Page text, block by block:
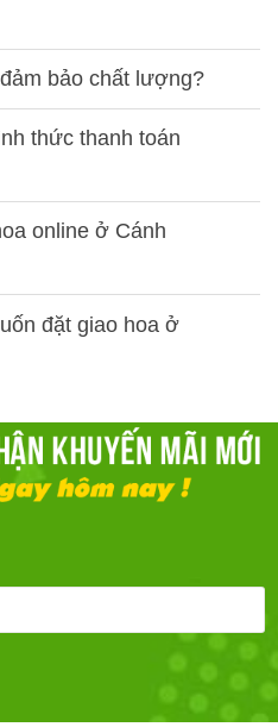
bảo chất lượng?
thức thanh toán
online ở Cánh
đặt giao hoa ở